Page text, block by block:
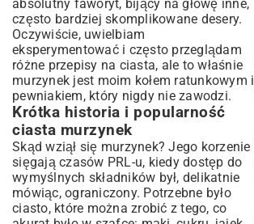
Mieszanie składników – kolejność ma
znaczenie!
Proces pieczenia – jak sprawdzić, czy
ciasto jest gotowe?
Jak nadać murzynkowi wilgotności i
głębi smaku?
Syrop do nasączania – proste sposoby
Polewy czekoladowe – od klasyki po
nowoczesność
Dodatki i dekoracje – czym wzbogacić
murzynka?
Najczęstsze błędy w pieczeniu
murzynka i jak ich unikać
absolutny faworyt, bijący na głowę inne,
często bardziej skomplikowane desery.
Oczywiście, uwielbiam
eksperymentować i często przeglądam
różne przepisy na ciasta, ale to właśnie
murzynek jest moim kołem ratunkowym i
pewniakiem, który nigdy nie zawodzi.
Krótka historia i popularność
ciasta murzynek
Skąd wziął się murzynek? Jego korzenie
sięgają czasów PRL-u, kiedy dostęp do
wymyślnych składników był, delikatnie
mówiąc, ograniczony. Potrzebne było
ciasto, które można zrobić z tego, co